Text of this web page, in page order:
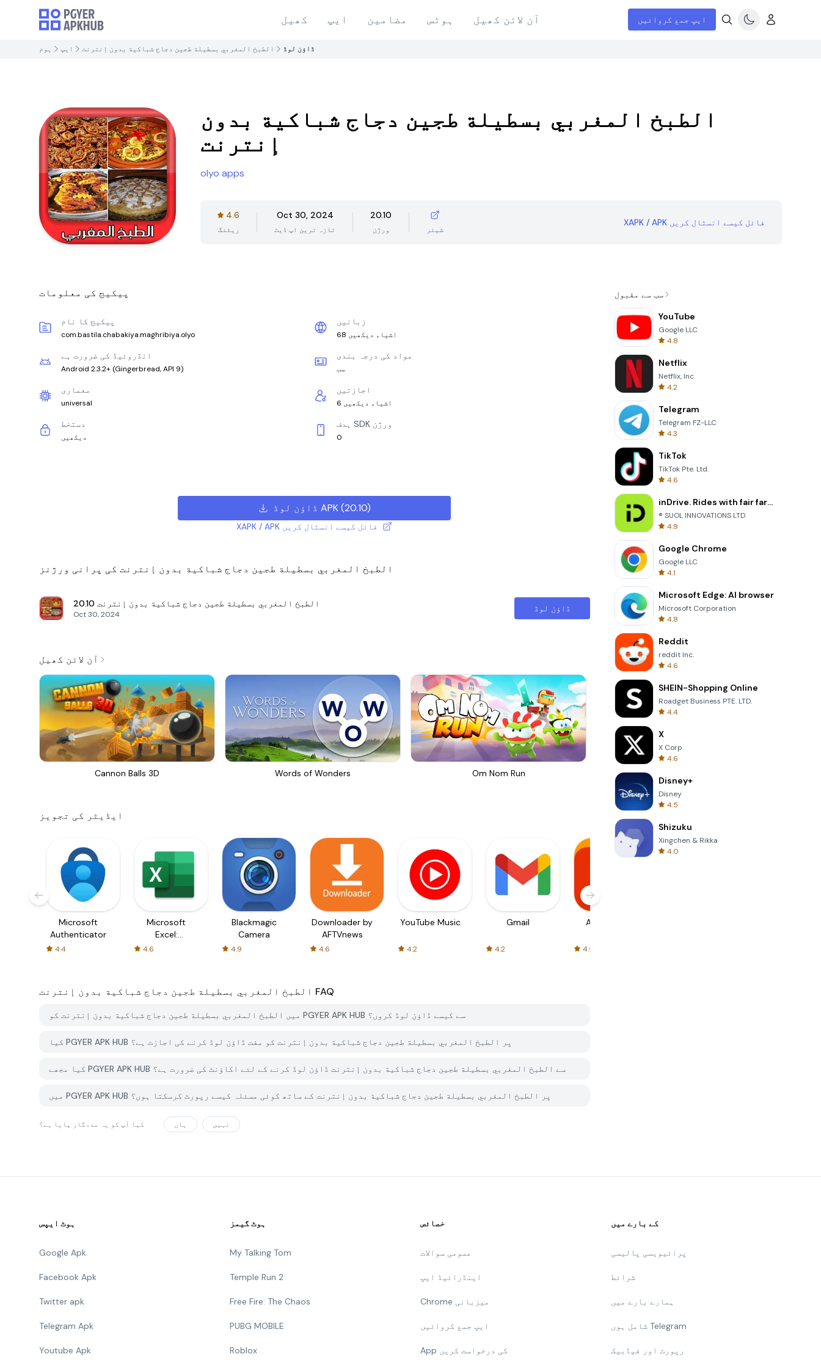
کھیل ایپ مضامین ہوٹس آن لائن کھیل ایپ جمع کروائیں
ہوم ایپ الطبخ المغربي بسطيلة طجين دجاج شباكية بدون إنترنت ڈاؤن لوڈ
الطبخ المغربي بسطيلة طجين دجاج شباكية بدون
إنترنت
olyo apps
4.6
ریٹنگ
Oct 30, 2024
تازہ ترین اپ ڈیٹ
20.10
ورژن شیئر
XAPK / APK فائل کیسے انسٹال کریں
پیکیج کی معلومات
پیکیج کا نام
com.bastila.chabakiya.maghribiya.olyo
زبانیں
68 اشیاء دیکھیں
انڈروئیڈ کی ضرورت ہے
Android 2.3.2+ (Gingerbread, API 9)
مواد کی درجہ بندی
سب
معماری
universal
اجازتیں
6 اشیاء دیکھیں
دستخط
دیکھیں
ہدف SDK ورژن
0
ڈاؤن لوڈ APK(20.10)
XAPK / APK فائل کیسے انسٹال کریں
الطبخ المغربي بسطيلة طجين دجاج شباكية بدون إنترنت کی پرانی ورژنز
الطبخ المغربي بسطيلة طجين دجاج شباكية بدون إنترنت 20.10
Oct 30, 2024
ڈاؤن لوڈ
آن لائن کھیل
Cannon Balls 3D Words of Wonders Om Nom Run
ایڈیٹر کی تجویز
Microsoft
Authenticator
4.4
Microsoft
Excel:
Spreadsheets
4.6
Blackmagic
Camera
4.9
Downloader by
AFTVnews
4.6
YouTube Music
4.2
Gmail
4.2
AliExpress
4.5
الطبخ المغربي بسطيلة طجين دجاج شباكية بدون إنترنت FAQ
میں الطبخ المغربي بسطيلة طجين دجاج شباكية بدون إنترنت کو PGYER APK HUB سے کیسے ڈاؤن لوڈ کروں؟
کیا PGYER APK HUB پر الطبخ المغربي بسطيلة طجين دجاج شباكية بدون إنترنت کو مفت ڈاؤن لوڈ کرنے کی اجازت ہے؟
کیا مجھے PGYER APK HUB سے الطبخ المغربي بسطيلة طجين دجاج شباكية بدون إنترنت ڈاؤن لوڈ کرنے کے لئے اکاؤنٹ کی ضرورت ہے؟
میں PGYER APK HUB پر الطبخ المغربي بسطيلة طجين دجاج شباكية بدون إنترنت کے ساتھ کوئی مسئلہ کیسے رپورٹ کرسکتا ہوں؟
کیا آپ کو یہ مددگار پایا ہے؟ ہاں نہیں
سب سے مقبول
YouTube
Google LLC
4.8
Netflix
Netflix, Inc.
4.2
Telegram
Telegram FZ-LLC
4.3
TikTok
TikTok Pte. Ltd.
4.6
inDrive. Rides with fair fares
® SUOL INNOVATIONS LTD
4.9
Google Chrome
Google LLC
4.1
Microsoft Edge: AI browser
Microsoft Corporation
4.8
Reddit
reddit Inc.
4.6
SHEIN-Shopping Online
Roadget Business PTE. LTD.
4.4
X
X Corp.
4.6
Disney+
Disney
4.5
Shizuku
Xingchen & Rikka
4.0
ہوٹ ایپس
Google Apk
Facebook Apk
Twitter apk
Telegram Apk
Youtube Apk
ہوٹ گیمز
My Talking Tom
Temple Run 2
Free Fire: The Chaos
PUBG MOBILE
Roblox
خصائص
عمومی سوالات
اینڈرائیڈ ایپ
Chrome میزبانی
ایپ جمع کروائیں
App کی درخواست کریں
کے بارے میں
پرائیویسی پالیسی
شرائط
ہمارے بارے میں
شامل ہوں Telegram
رپورٹ اور فیڈبیک